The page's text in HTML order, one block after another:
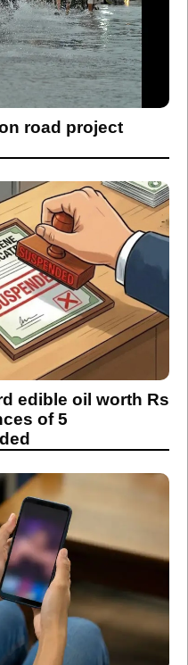
road project
edible oil worth Rs
of 5